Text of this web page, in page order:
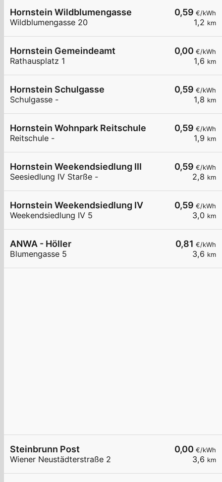
0,59 €/kWh
1,2 km
Hornstein Wildblumengasse
Wildblumengasse 20
0,00 €/kWh
1,6 km
Hornstein Gemeindeamt
Rathausplatz 1
0,59 €/kWh
1,8 km
Hornstein Schulgasse
Schulgasse -
0,59 €/kWh
1,9 km
Hornstein Wohnpark Reitschule
Reitschule -
0,59 €/kWh
2,8 km
Hornstein Weekendsiedlung III
Seesiedlung IV Starße -
0,59 €/kWh
3,0 km
Hornstein Weekendsiedlung IV
Weekendsiedlung IV 5
0,81 €/kWh
3,6 km
ANWA - Höller
Blumengasse 5
0,00 €/kWh
3,6 km
Steinbrunn Post
Wiener Neustädterstraße 2